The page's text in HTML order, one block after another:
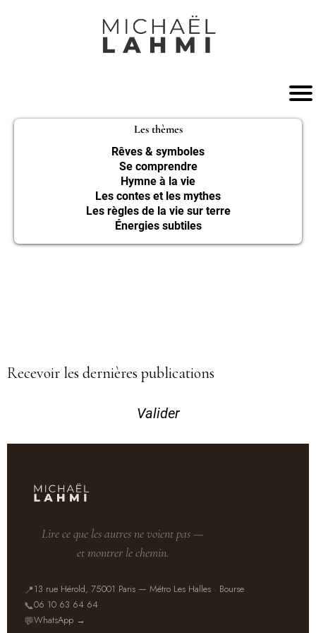
Les thèmes
Rêves & symboles
Se comprendre
Hymne à la vie
Les contes et les mythes
Les règles de la vie sur terre
Énergies subtiles
Recevoir les dernières publications
Valider
Lire ce que les autres ne voient pas —
et montrer le chemin.
📍13 rue Hérold, 75001 Paris — Métro Les Halles · Bourse
📞06 10 63 64 64
💬WhatsApp →